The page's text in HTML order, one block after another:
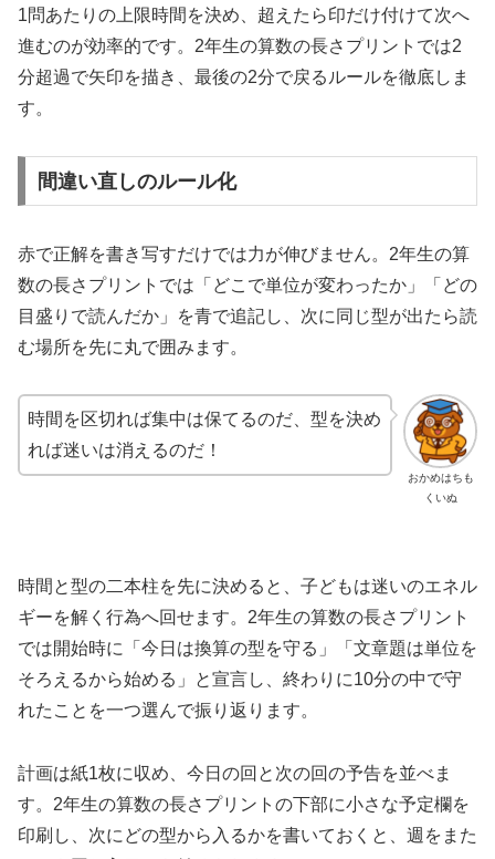
1問あたりの上限時間を決め、超えたら印だけ付けて次へ
進むのが効率的です。2年生の算数の長さプリントでは2
分超過で矢印を描き、最後の2分で戻るルールを徹底しま
す。
間違い直しのルール化
赤で正解を書き写すだけでは力が伸びません。2年生の算
数の長さプリントでは「どこで単位が変わったか」「どの
目盛りで読んだか」を青で追記し、次に同じ型が出たら読
む場所を先に丸で囲みます。
おかめはちも
くいぬ
時間を区切れば集中は保てるのだ、型を決め
れば迷いは消えるのだ！
時間と型の二本柱を先に決めると、子どもは迷いのエネル
ギーを解く行為へ回せます。2年生の算数の長さプリント
では開始時に「今日は換算の型を守る」「文章題は単位を
そろえるから始める」と宣言し、終わりに10分の中で守
れたことを一つ選んで振り返ります。
計画は紙1枚に収め、今日の回と次の回の予告を並べま
す。2年生の算数の長さプリントの下部に小さな予定欄を
印刷し、次にどの型から入るかを書いておくと、週をまた